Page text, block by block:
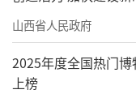
山西省人民政府
2025年度全国热门博
上榜